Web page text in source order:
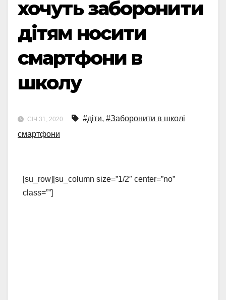
хочуть заборонити
дітям носити
смартфони в
школу
СІЧ 31, 2020 #діти, #Заборонити в школі
смартфони
[su_row][su_column size=”1/2″ center=”no”
class=””]